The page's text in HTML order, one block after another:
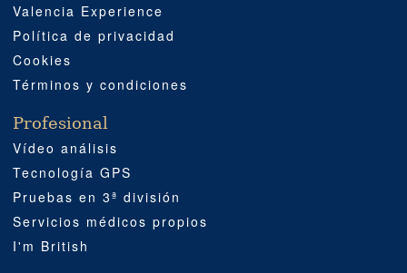
Valencia Experience
Política de privacidad
Cookies
Términos y condiciones
Profesional
Vídeo análisis
Tecnología GPS
Pruebas en 3ª división
Servicios médicos propios
I'm British